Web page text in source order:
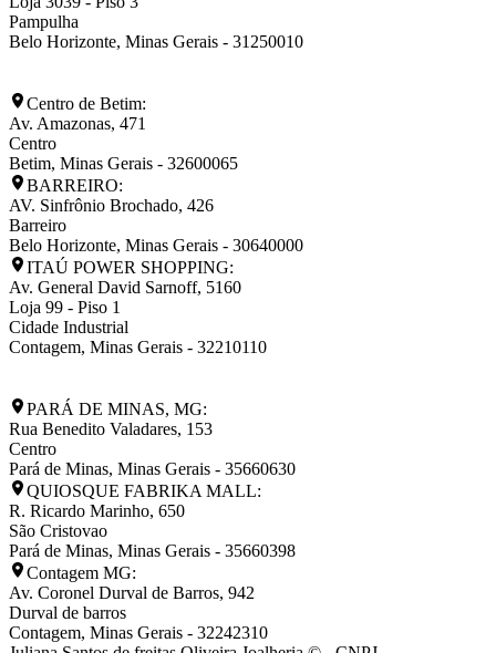
Pampulha
Belo Horizonte, Minas Gerais - 31250010
Centro de Betim:
Av. Amazonas, 471
Centro
Betim, Minas Gerais - 32600065
BARREIRO:
AV. Sinfrônio Brochado, 426
Barreiro
Belo Horizonte, Minas Gerais - 30640000
ITAÚ POWER SHOPPING:
Av. General David Sarnoff, 5160
Loja 99 - Piso 1
Cidade Industrial
Contagem, Minas Gerais - 32210110
PARÁ DE MINAS, MG:
Rua Benedito Valadares, 153
Centro
Pará de Minas, Minas Gerais - 35660630
QUIOSQUE FABRIKA MALL:
R. Ricardo Marinho, 650
São Cristovao
Pará de Minas, Minas Gerais - 35660398
Contagem MG:
Av. Coronel Durval de Barros, 942
Durval de barros
Contagem, Minas Gerais - 32242310